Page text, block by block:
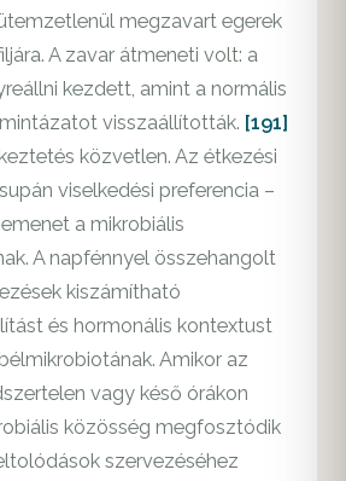
megzavart egerek
A zavar átmeneti volt: a
kezdett, amint a normális
visszaállították. [191]
közvetlen. Az étkezési
viselkedési preferencia –
a mikrobiális
A napfénnyel összehangolt
kiszámítható
és hormonális kontextust
Amikor az
vagy késő órákon
közösség megfosztódik
szervezéséhez